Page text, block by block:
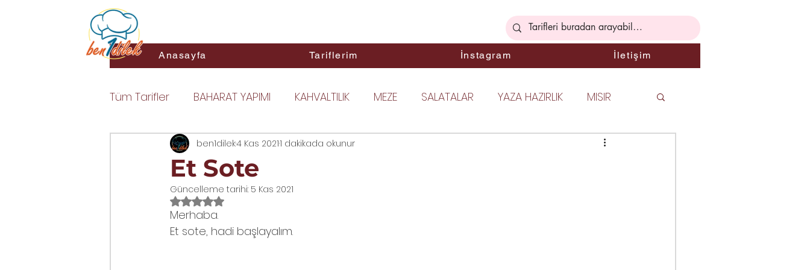
Anasayfa Tariflerim İnstagram İletişim
Tüm Tarifler BAHARAT YAPIMI KAHVALTILIK MEZE SALATALAR YAZA HAZIRLIK MISIR
SOSLAR YARDIMCI LEZZETLER
MAKARNA KIZARTMALAR EKMEK
ZEYTİN YAĞLI YEMEKLER KURABİYELER
Et Sote
ben1dilek4 Kas 20211 dakikada okunur
Güncelleme tarihi: 5 Kas 2021
5 üzerinden NaN yıldız
Merhaba.
Et sote, hadi başlayalım.